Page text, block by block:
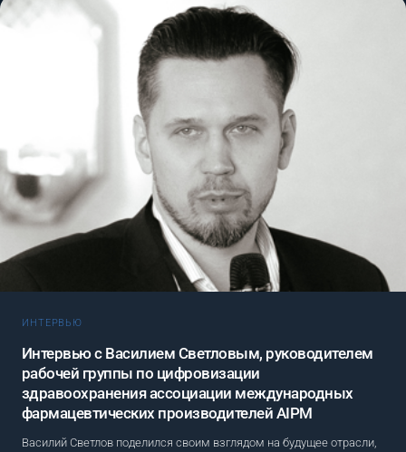
ИНТЕРВЬЮ
Интервью с Василием Светловым, руководителем
рабочей группы по цифровизации
здравоохранения ассоциации международных
фармацевтических производителей AIPM
Василий Светлов поделился своим взглядом на будущее отрасли,